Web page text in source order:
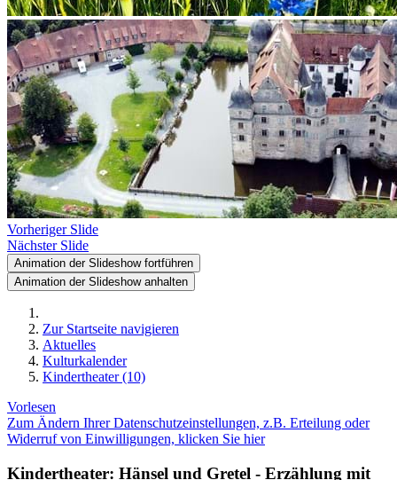
Vorheriger Slide
Nächster Slide
Animation der Slideshow fortführen
Animation der Slideshow anhalten
Zur Startseite navigieren
Aktuelles
Kulturkalender
Kindertheater (10)
Vorlesen
Zum Ändern Ihrer Datenschutzeinstellungen, z.B. Erteilung oder
Widerruf von Einwilligungen, klicken Sie hier
Kindertheater: Hänsel und Gretel - Erzählung mit